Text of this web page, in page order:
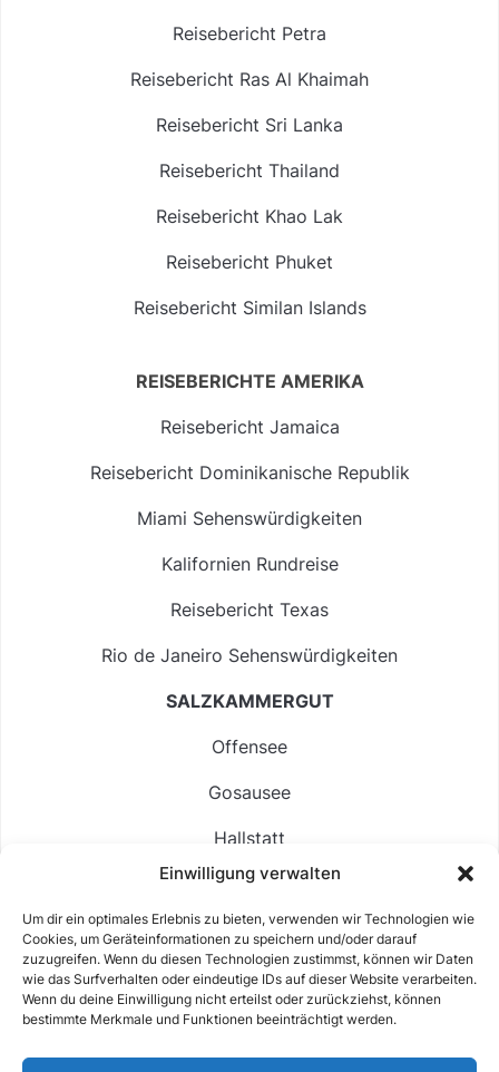
Einwilligung verwalten
Um dir ein optimales Erlebnis zu bieten, verwenden wir Technologien wie
Cookies, um Geräteinformationen zu speichern und/oder darauf
zuzugreifen. Wenn du diesen Technologien zustimmst, können wir Daten
wie das Surfverhalten oder eindeutige IDs auf dieser Website verarbeiten.
Wenn du deine Einwilligung nicht erteilst oder zurückziehst, können
bestimmte Merkmale und Funktionen beeinträchtigt werden.
Reisebericht Petra
Reisebericht Ras Al Khaimah
Reisebericht Sri Lanka
Reisebericht Thailand
Reisebericht Khao Lak
Reisebericht Phuket
Reisebericht Similan Islands
REISEBERICHTE AMERIKA
Reisebericht Jamaica
Reisebericht Dominikanische Republik
Miami Sehenswürdigkeiten
Kalifornien Rundreise
Reisebericht Texas
Rio de Janeiro Sehenswürdigkeiten
SALZKAMMERGUT
Offensee
Gosausee
Hallstatt
Langbathsee
Altausseer See
Hintersee